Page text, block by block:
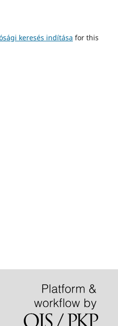
keresés indítása for this